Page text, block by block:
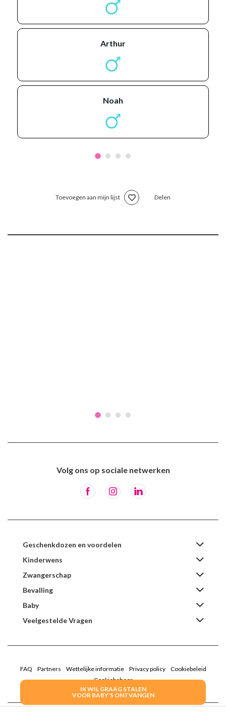
IK WIL GRAAG STALEN
VOOR BABY'S ONTVANGEN
arthur
noah
Toevoegen aan mijn lijst Delen
Volg ons op sociale netwerken
Geschenkdozen en voordelen
Kinderwens
Zwangerschap
Bevalling
Baby
Veelgestelde Vragen
FAQ Partners Wettelijke informatie Privacy policy
Cookiebeleid
Cookiebeheer